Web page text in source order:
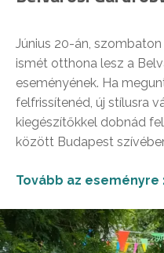
Június 20-án,
ismét otthona lesz a
eseményének. Ha
felfrissítenéd, új stílusra
kiegészítőkkel dobnád
között Budapest
Tovább az eseményre